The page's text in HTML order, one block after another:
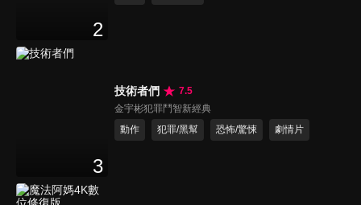
2
3
技術者們
7.5
金宇彬犯罪鬥智新經典
動作
犯罪/黑幫 恐怖/驚悚 劇情片